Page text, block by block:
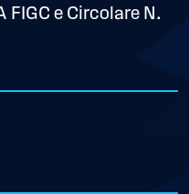
FIGC e Circolare N.